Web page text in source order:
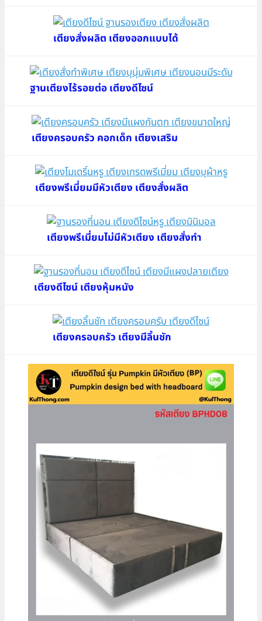
เตียงสั่งผลิต เตียงออกแบบได้
ฐานเตียงไร้รอยต่อ เตียงดีไซน์
เตียงครอบครัว คอกเด็ก เตียงเสริม
เตียงพรีเมี่ยมมีหัวเตียง เตียงสั่งผลิต
เตียงพรีเมี่ยมไม่มีหัวเตียง เตียงสั่งทำ
เตียงดีไซน์ เตียงหุ้มหนัง
เตียงครอบครัว เตียงมีลิ้นชัก